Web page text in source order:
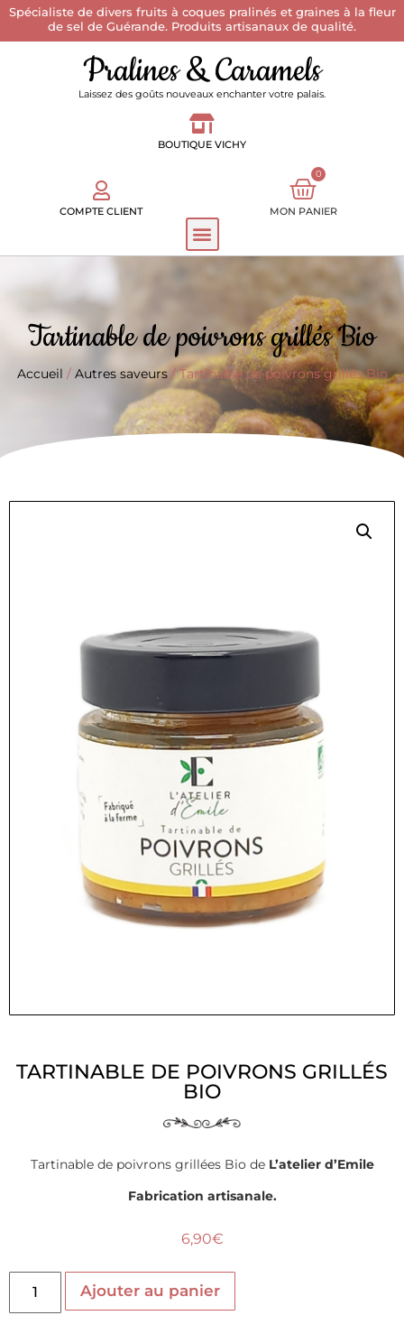
Spécialiste de divers fruits à coques pralinés et graines à la fleur
de sel de Guérande. Produits artisanaux de qualité.
Pralines & Caramels
Laissez des goûts nouveaux enchanter votre palais.
BOUTIQUE VICHY
COMPTE CLIENT
0
MON PANIER
Tartinable de poivrons grillés Bio
Accueil / Autres saveurs/ Tartinable de poivrons grillés Bio
TARTINABLE DE POIVRONS GRILLÉS
BIO
Tartinable de poivrons grillées Bio de L’atelier d’Emile
Fabrication artisanale.
6,90€
Ajouter au panier